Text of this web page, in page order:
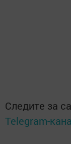
Следите за
Telegram-